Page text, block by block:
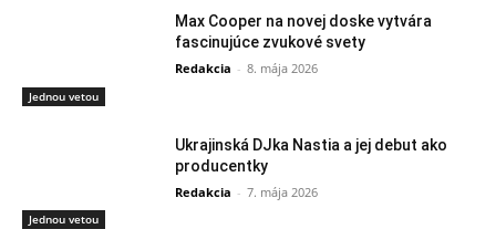
Jednou vetou
Max Cooper na novej doske vytvára
fascinujúce zvukové svety
Redakcia - 8. mája 2026
Jednou vetou
Ukrajinská DJka Nastia a jej debut ako
producentky
Redakcia - 7. mája 2026